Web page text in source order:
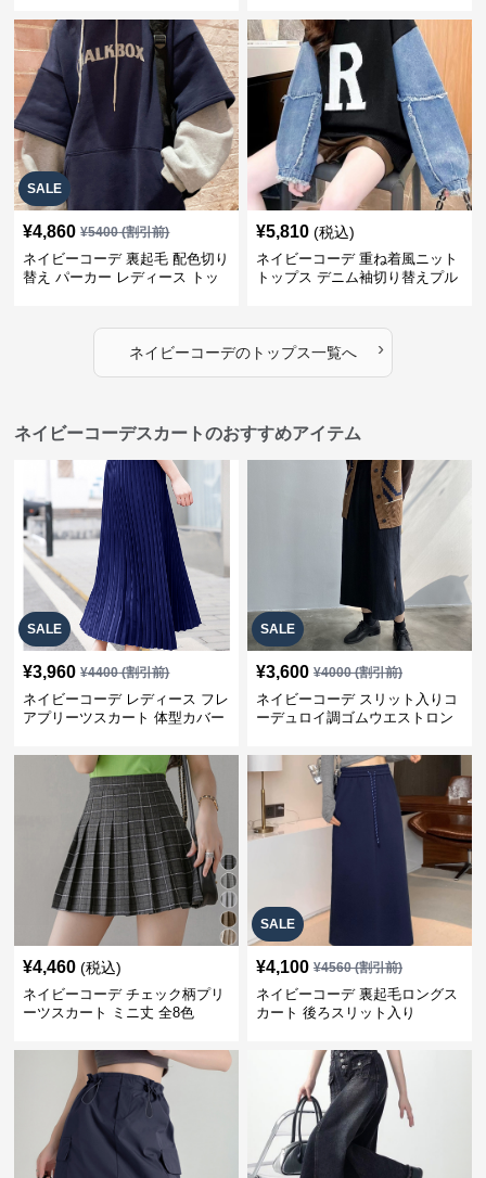
SALE
¥4,860 ¥5400(割引前)
ネイビーコーデ 裏起毛 配色切り
替え パーカー レディース トッ
¥5,810 (税込)
ネイビーコーデ 重ね着風ニット
トップス デニム袖切り替えプル
ネイビーコーデのトップス一覧へ ›
ネイビーコーデスカートのおすすめアイテム
SALE
¥3,960 ¥4400(割引前)
ネイビーコーデ レディース フレ
アプリーツスカート 体型カバー
ト
SALE
¥3,600 ¥4000(割引前)
ネイビーコーデ スリット入りコ
ーデュロイ調ゴムウエストロン
¥4,460 (税込)
ネイビーコーデ チェック柄プリ
ーツスカート ミニ丈 全8色
SALE
¥4,100 ¥4560(割引前)
ネイビーコーデ 裏起毛ロングス
カート 後ろスリット入り